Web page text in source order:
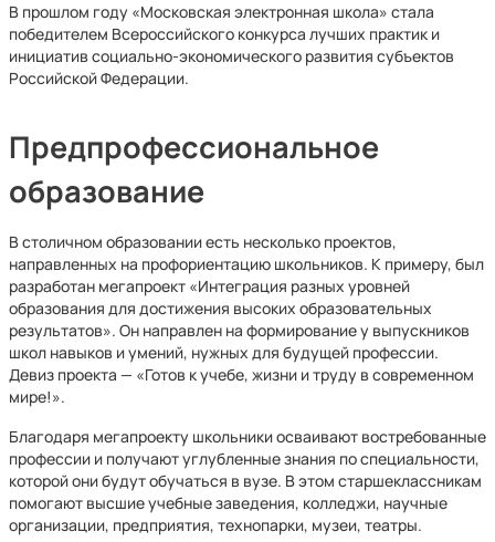
В прошлом году «Московская электронная школа» стала
победителем Всероссийского конкурса лучших практик и
инициатив социально-экономического развития субъектов
Российской Федерации.
Предпрофессиональное
образование
В столичном образовании есть несколько проектов,
направленных на профориентацию школьников. К примеру, был
разработан мегапроект «Интеграция разных уровней
образования для достижения высоких образовательных
результатов». Он направлен на формирование у выпускников
школ навыков и умений, нужных для будущей профессии.
Девиз проекта — «Готов к учебе, жизни и труду в современном
мире!».
Благодаря мегапроекту школьники осваивают востребованные
профессии и получают углубленные знания по специальности,
которой они будут обучаться в вузе. В этом старшеклассникам
помогают высшие учебные заведения, колледжи, научные
организации, предприятия, технопарки, музеи, театры.